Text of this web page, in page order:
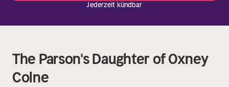
Jederzeit kündbar
The Parson's Daughter of Oxney
Colne